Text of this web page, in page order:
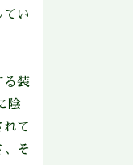
てい
る装
陰
れて
、そ